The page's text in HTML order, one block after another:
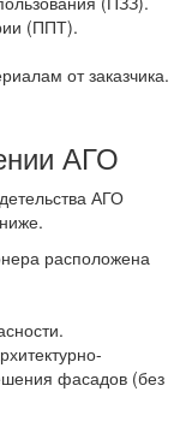
(ППТ).
от заказчика.
АГО
АГО
расположена
фасадов (без